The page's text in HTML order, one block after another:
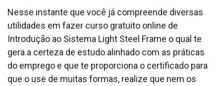
Nesse instante que você já compreende diversas
utilidades em fazer curso gratuito online de
Introdução ao Sistema Light Steel Frame o qual te
gera a certeza de estudo alinhado com as práticas
do emprego e que te proporciona o certificado para
que o use de muitas formas, realize que nem os